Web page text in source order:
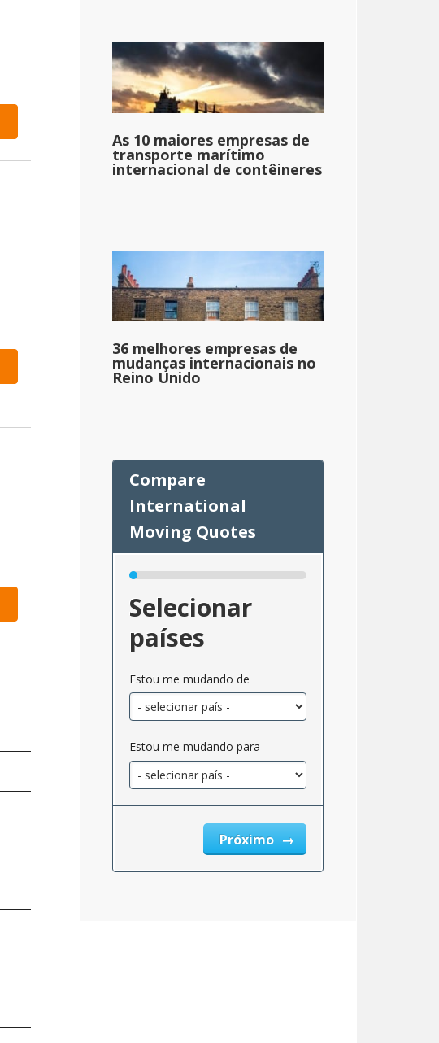
As 10 maiores empresas de
transporte marítimo
internacional de contêineres
36 melhores empresas de
mudanças internacionais no
Reino Unido
Selecionar
países
Estou me mudando de
Estou me mudando para
Próximo